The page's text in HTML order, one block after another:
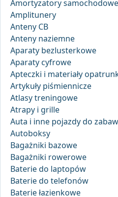
Amortyzatory samochodowe
Amplitunery
Anteny CB
Anteny naziemne
Aparaty bezlusterkowe
Aparaty cyfrowe
Apteczki i materiały
Artykuły piśmiennicze
Atlasy treningowe
Atrapy i grille
Auta i inne pojazdy do
Autoboksy
Bagażniki bazowe
Bagażniki rowerowe
Baterie do laptopów
Baterie do telefonów
Baterie łazienkowe